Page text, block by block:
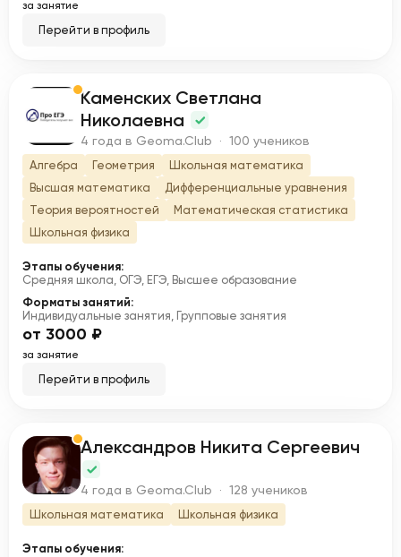
за занятие
Перейти в профиль
К
Каменских Светлана
Николаевна
4 года в Geoma.Club · 100 учеников
Алгебра Геометрия
Школьная математика
Высшая математика
Дифференциальные уравнения
Теория вероятностей
Математическая статистика
Школьная физика
Этапы обучения:
Средняя школа, ОГЭ, ЕГЭ, Высшее образование
Форматы занятий:
Индивидуальные занятия, Групповые занятия
от 3000 ₽
за занятие
Перейти в профиль
А Александров Никита Сергеевич
4 года в Geoma.Club · 128 учеников
Школьная математика Школьная физика
Этапы обучения: